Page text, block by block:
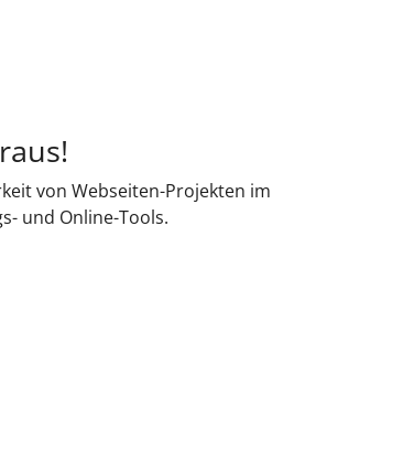
von Webseiten-Projekten im
und Online-Tools.